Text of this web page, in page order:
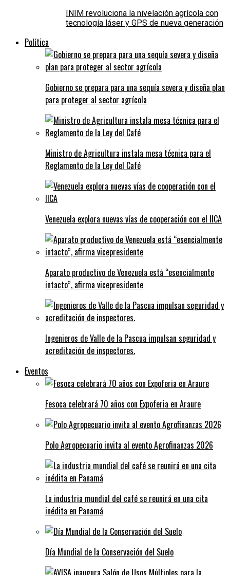
INIM revoluciona la nivelación agrícola con
tecnología láser y GPS de nueva generación
Política
Gobierno se prepara para una sequía severa y diseña plan
para proteger al sector agrícola
Ministro de Agricultura instala mesa técnica para el
Reglamento de la Ley del Café
Venezuela explora nuevas vías de cooperación con el IICA
Aparato productivo de Venezuela está “esencialmente
intacto”, afirma vicepresidente
Ingenieros de Valle de la Pascua impulsan seguridad y
acreditación de inspectores.
Eventos
Fesoca celebrará 70 años con Expoferia en Araure
Polo Agropecuario invita al evento Agrofinanzas 2026
La industria mundial del café se reunirá en una cita
inédita en Panamá
Día Mundial de la Conservación del Suelo